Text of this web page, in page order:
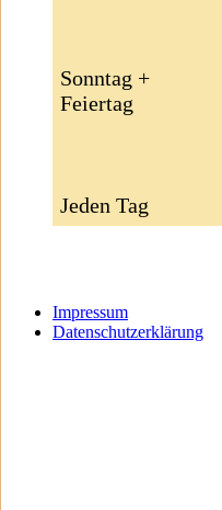
Sonntag +
Feiertag
Jeden Tag
Impressum
Datenschutzerklärung